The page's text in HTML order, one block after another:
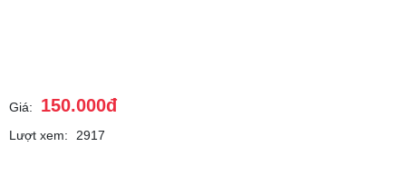
Giá: 150.000đ
Lượt xem: 2917